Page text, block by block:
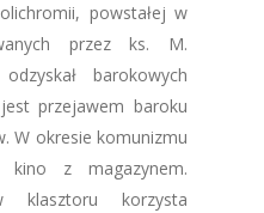
powstałej w
przez ks. M.
barokowych
przejawem baroku
W okresie komunizmu
kino z magazynem.
klasztoru korzysta